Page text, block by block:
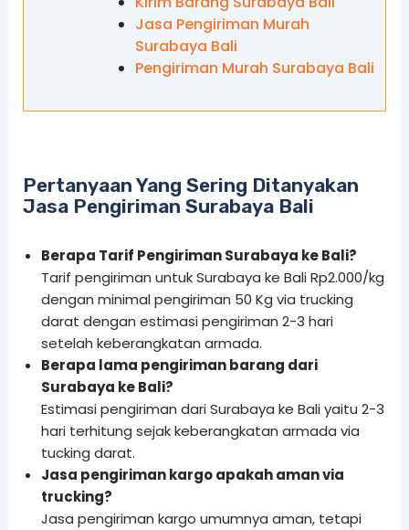
Jasa Pengiriman Murah
Surabaya Bali
Pengiriman Murah Surabaya Bali
Pertanyaan Yang Sering Ditanyakan
Jasa Pengiriman Surabaya Bali
Berapa Tarif Pengiriman Surabaya ke Bali?
Tarif pengiriman untuk Surabaya ke Bali Rp2.000/kg
dengan minimal pengiriman 50 Kg via trucking
darat dengan estimasi pengiriman 2-3 hari
setelah keberangkatan armada.
Berapa lama pengiriman barang dari
Surabaya ke Bali?
Estimasi pengiriman dari Surabaya ke Bali yaitu 2-3
hari terhitung sejak keberangkatan armada via
tucking darat.
Jasa pengiriman kargo apakah aman via
trucking?
Jasa pengiriman kargo umumnya aman, tetapi